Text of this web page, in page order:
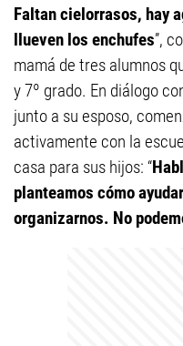
Faltan cielorrasos, hay
llueven los enchufes”,
mamá de tres alumnos
y 7º grado. En diálogo
junto a su esposo,
activamente con la
casa para sus hijos: “
planteamos cómo
organizarnos. No